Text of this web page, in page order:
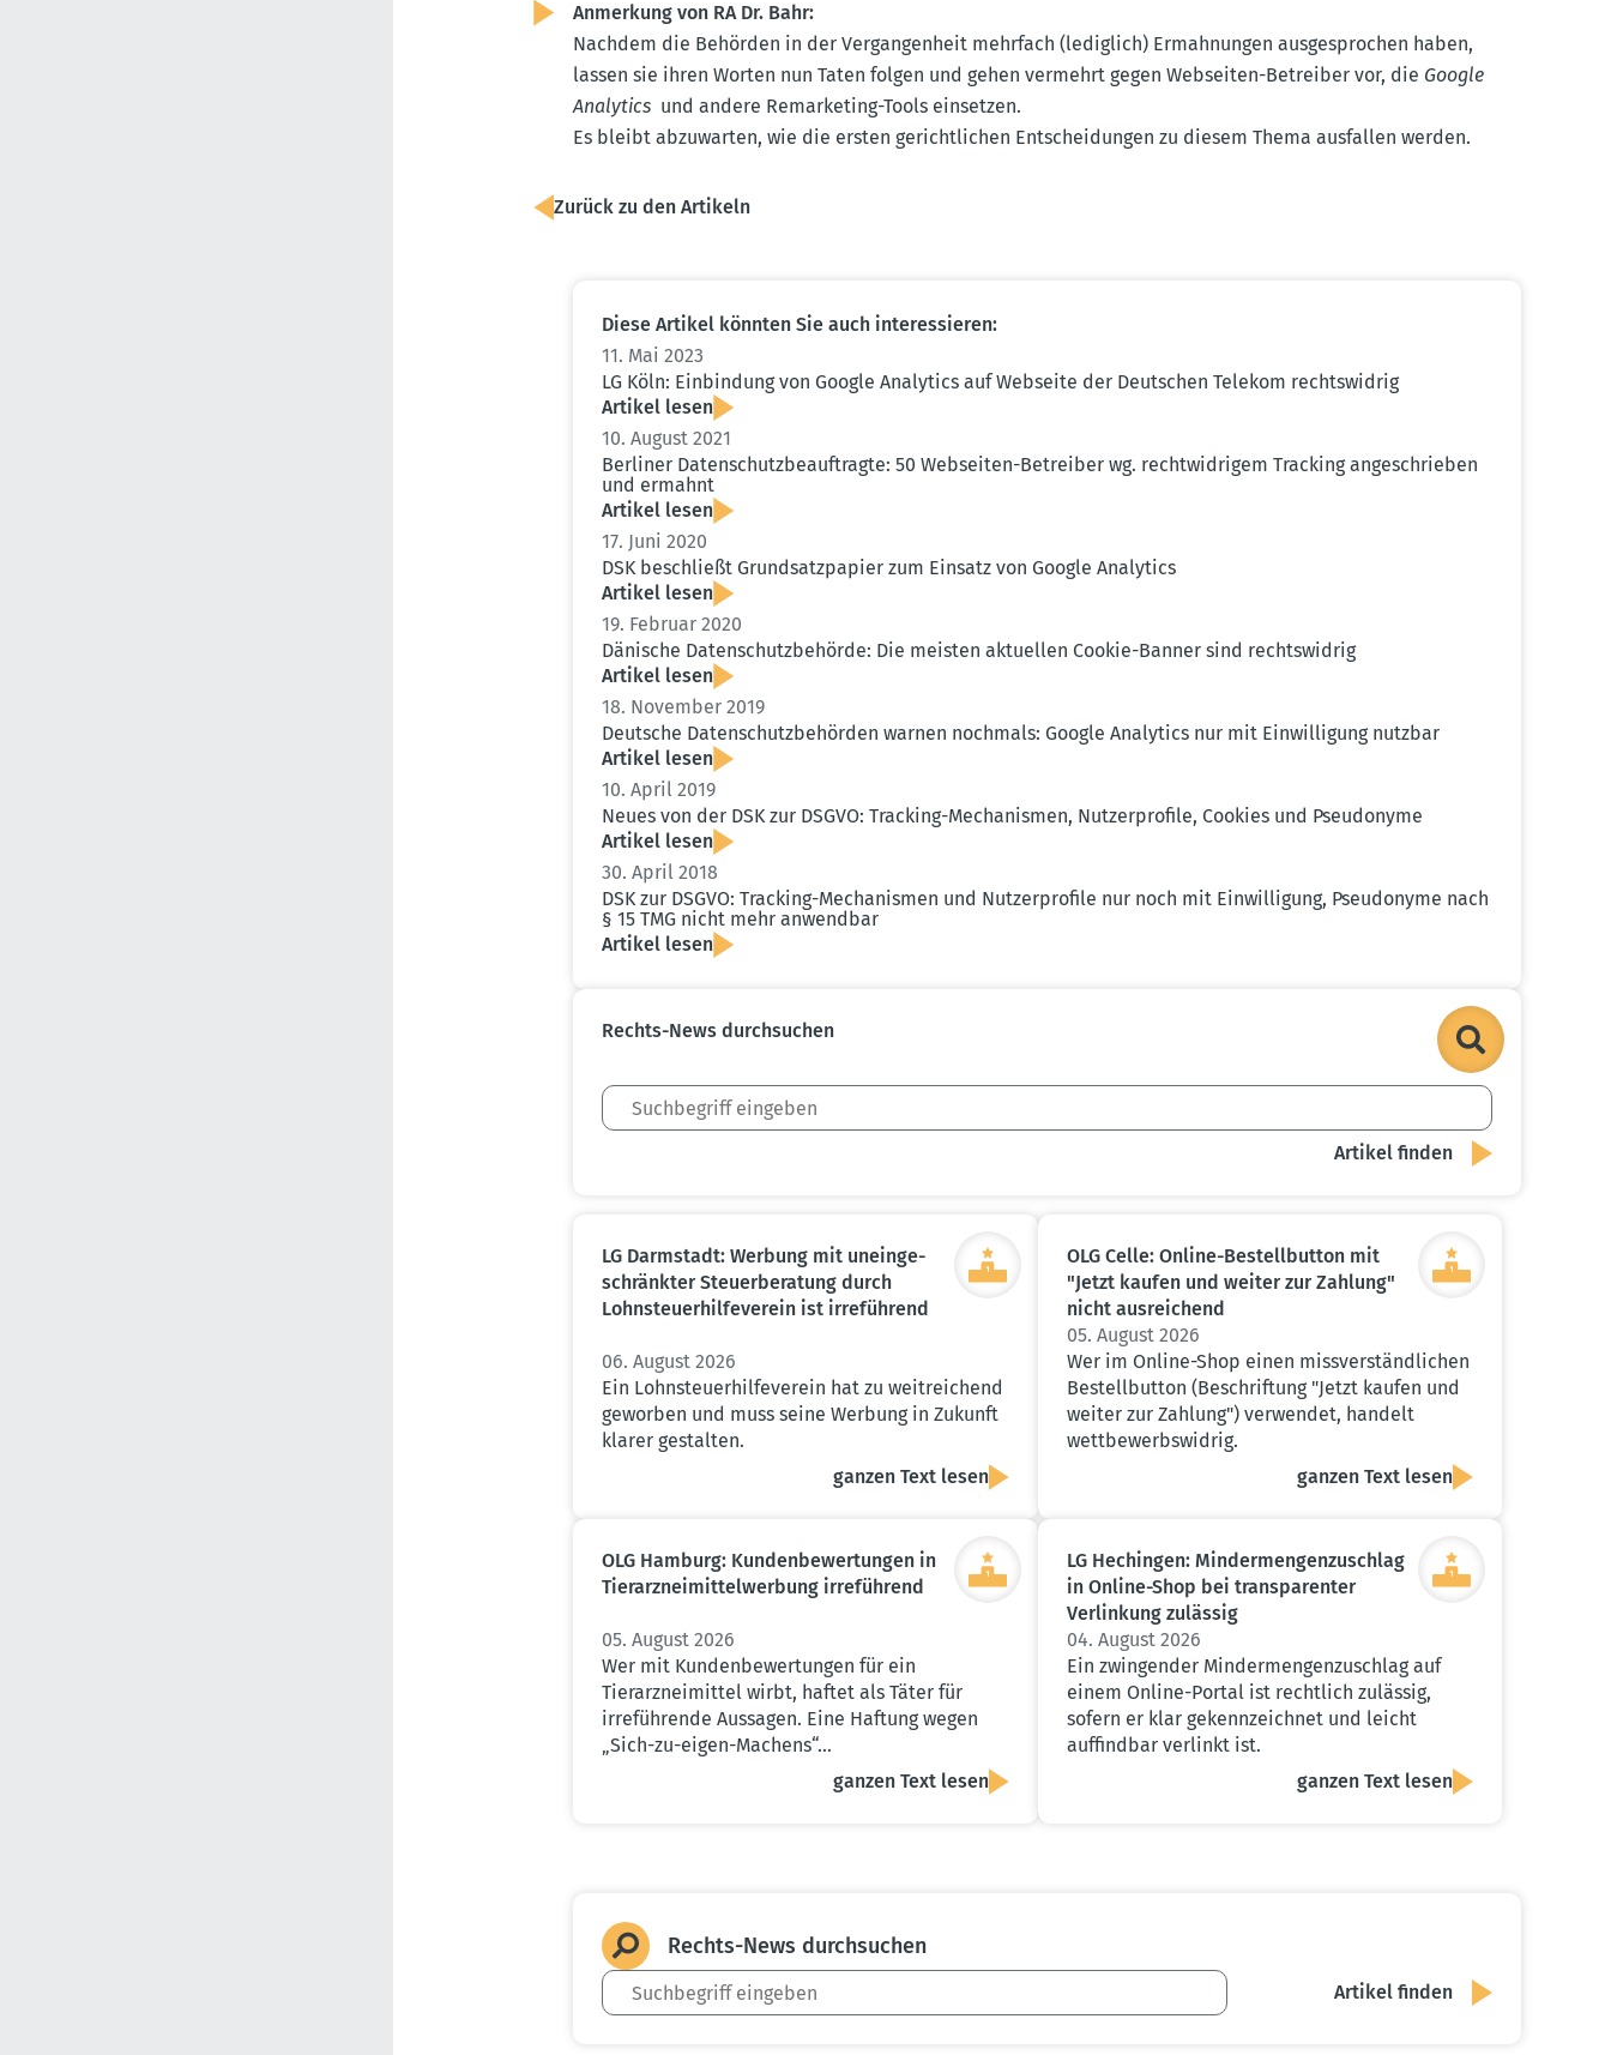
Anmerkung von RA Dr. Bahr:
Nachdem die Behörden in der Vergan­genheit mehrfach (lediglich) Ermah­nungen ausge­sprochen haben,
lassen sie ihren Worten nun Taten folgen und gehen vermehrt gegen Webseiten-Betreiber vor, die Google
Analytics und andere Remar­keting-Tools einsetzen.
Es bleibt abzuwarten, wie die ersten gericht­lichen Entschei­dungen zu diesem Thema ausfallen werden.
Zurück zu den Artikeln
Diese Artikel könnten Sie auch inter­es­sieren:
11. Mai 2023
LG Köln: Einbindung von Google Analytics auf Webseite der Deutschen Telekom rechts­widrig
Artikel lesen
10. August 2021
Berliner Daten­schutz­be­auf­tragte: 50 Webseiten-Betreiber wg. recht­wid­rigem Tracking angeschrieben
und ermahnt
Artikel lesen
17. Juni 2020
DSK beschließt Grund­satz­papier zum Einsatz von Google Analytics
Artikel lesen
19. Februar 2020
Dänische Daten­schutz­be­hörde: Die meisten aktuellen Cookie-Banner sind rechts­widrig
Artikel lesen
18. November 2019
Deutsche Daten­schutz­be­hörden warnen nochmals: Google Analytics nur mit Einwil­ligung nutzbar
Artikel lesen
10. April 2019
Neues von der DSK zur DSGVO: Tracking-Mecha­nismen, Nutzer­profile, Cookies und Pseud­onyme
Artikel lesen
30. April 2018
DSK zur DSGVO: Tracking-Mecha­nismen und Nutzer­profile nur noch mit Einwil­ligung, Pseud­onyme nach
§ 15 TMG nicht mehr anwendbar
Artikel lesen
Rechts-News durch­suchen
LG Darmstadt: Werbung mit unein­ge­
schränkter Steuer­be­ratung durch
Lohnsteu­er­hil­fe­verein ist irreführend
06. August 2026
Ein Lohnsteuerhilfeverein hat zu weitreichend
geworben und muss seine Werbung in Zukunft
klarer gestalten.
ganzen Text lesen
OLG Celle: Online-Bestell­button mit
"Jetzt kaufen und weiter zur Zahlung"
nicht ausrei­chend
05. August 2026
Wer im Online-Shop einen missverständlichen
Bestellbutton (Beschriftung "Jetzt kaufen und
weiter zur Zahlung") verwendet, handelt
wettbewerbswidrig.
ganzen Text lesen
OLG Hamburg: Kunden­be­wer­tungen in
Tierarz­nei­mit­tel­werbung irreführend
05. August 2026
Wer mit Kundenbewertungen für ein
Tierarzneimittel wirbt, haftet als Täter für
irreführende Aussagen. Eine Haftung wegen
„Sich-zu-eigen-Machens“…
ganzen Text lesen
LG Hechingen: Minder­men­gen­zu­schlag
in Online-Shop bei trans­pa­renter
Verlinkung zulässig
04. August 2026
Ein zwingender Mindermengenzuschlag auf
einem Online-Portal ist rechtlich zulässig,
sofern er klar gekennzeichnet und leicht
auffindbar verlinkt ist.
ganzen Text lesen
Rechts-News durch­suchen